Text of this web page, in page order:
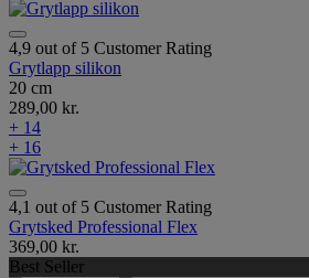
4,9 out of 5 Customer Rating
Grytlapp silikon
20 cm
289,00 kr.
+ 14
+ 16
4,1 out of 5 Customer Rating
Grytsked Professional Flex
369,00 kr.
Best Seller